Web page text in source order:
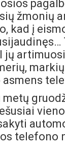
žmonių
kad į
jų
asmens
telefono